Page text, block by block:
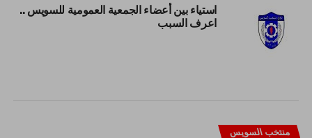
استياء بين أعضاء الجمعية العمومية للسويس ..
اعرف السبب
منتخب السويس